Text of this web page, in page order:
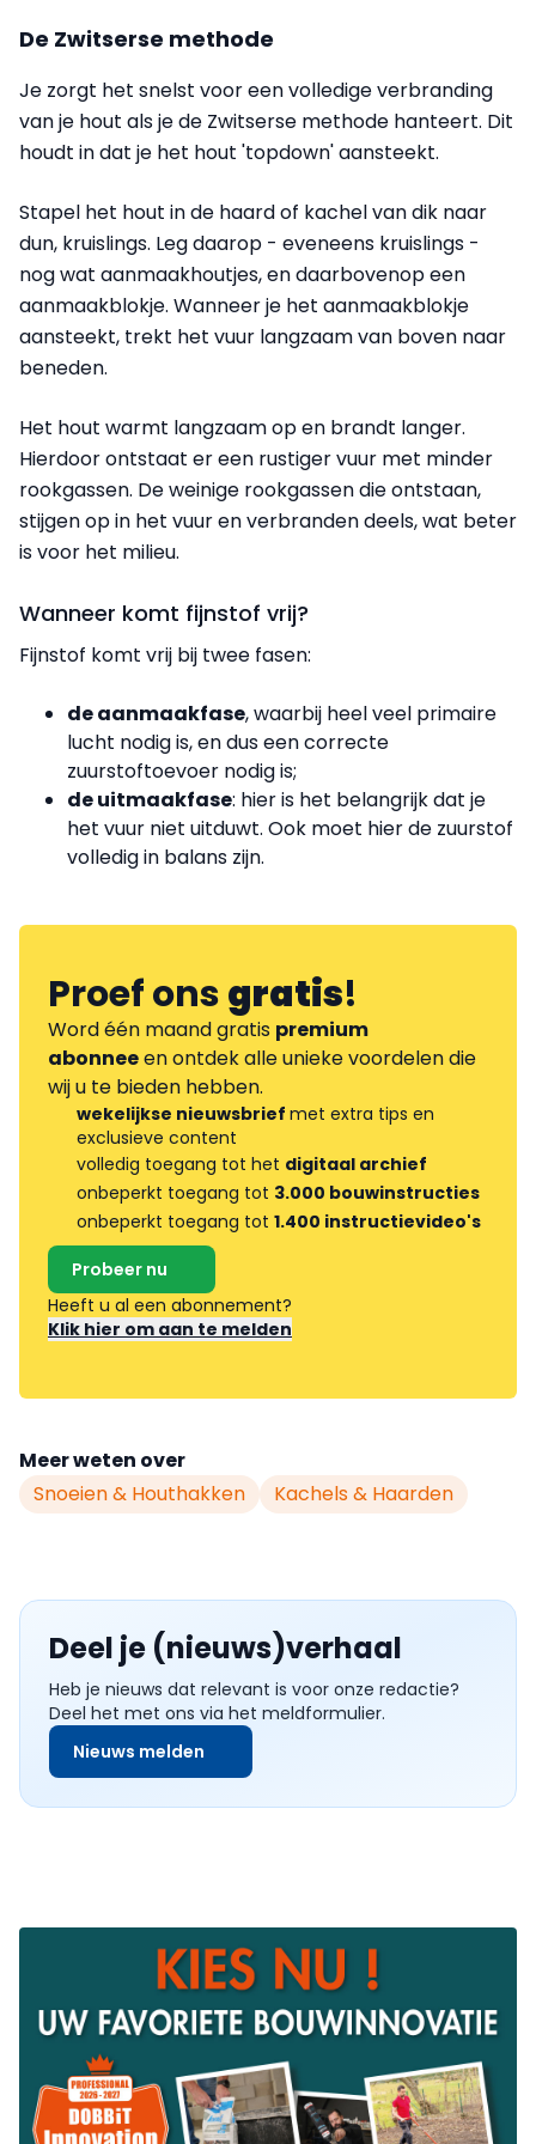
De Zwitserse methode
Je zorgt het snelst voor een volledige verbranding
van je hout als je de Zwitserse methode hanteert. Dit
houdt in dat je het hout 'topdown' aansteekt.
Stapel het hout in de haard of kachel van dik naar
dun, kruislings. Leg daarop - eveneens kruislings -
nog wat aanmaakhoutjes, en daarbovenop een
aanmaakblokje. Wanneer je het aanmaakblokje
aansteekt, trekt het vuur langzaam van boven naar
beneden.
Het hout warmt langzaam op en brandt langer.
Hierdoor ontstaat er een rustiger vuur met minder
rookgassen. De weinige rookgassen die ontstaan,
stijgen op in het vuur en verbranden deels, wat beter
is voor het milieu.
Wanneer komt fijnstof vrij?
Fijnstof komt vrij bij twee fasen:
de aanmaakfase, waarbij heel veel primaire
lucht nodig is, en dus een correcte
zuurstoftoevoer nodig is;
de uitmaakfase: hier is het belangrijk dat je
het vuur niet uitduwt. Ook moet hier de zuurstof
volledig in balans zijn.
Proef onsgratis!
Word één maand gratis premium
abonneeen ontdek alle unieke voordelen die
wij u te bieden hebben.
wekelijkse nieuwsbrief met extra tips en
exclusieve content
volledig toegang tot het digitaal archief
onbeperkt toegang tot 3.000 bouwinstructies
onbeperkt toegang tot 1.400 instructievideo's
Probeer nu
Heeft u al een abonnement?
Klik hier om aan te melden
Meer weten over
Snoeien & Houthakken
Kachels & Haarden
Deel je (nieuws)verhaal
Heb je nieuws dat relevant is voor onze redactie?
Deel het met ons via het meldformulier.
Nieuws melden